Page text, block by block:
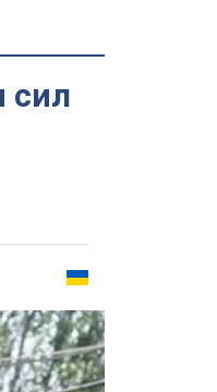
сил